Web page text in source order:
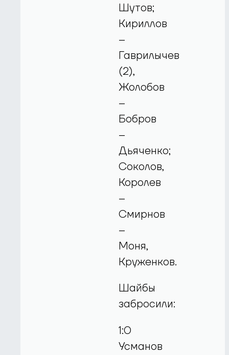
Шутов;
Кириллов
–
Гаврилычев
(2),
Жолобов
–
Бобров
–
Дьяченко;
Соколов,
Королев
–
Смирнов
–
Моня,
Круженков.
Шайбы
забросили:
1:0
Усманов